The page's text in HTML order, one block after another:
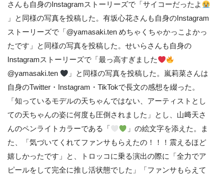
さんも自身のInstagramストーリーズで「サイコーだったよ
」と同様の写真を投稿した。有坂心花さんも自身のInstagram
ストーリーズで「@yamasaki.ten めちゃくちゃかっこよかっ
たです」と同様の写真を投稿した。せいらさんも自身の
Instagramストーリーズで「最っ高すぎました
@yamasaki.ten
」と同様の写真を投稿した。嵐莉菜さんは
自身のTwitter・Instagram・TikTokで長文の感想を綴った。
「知っているモデルの天ちゃんではない、アーティストとし
ての天ちゃんの姿に何度も圧倒されました」とし、山﨑天さ
んのペンライトカラーである「
」の絵文字を添えた。ま
た、「気づいてくれてファンサもらえたの！！！震えるほど
嬉しかったです」と、トロッコに乗る演出の際に「全力でア
ピールをして完全に推し活状態でした」「ファンサもらえて